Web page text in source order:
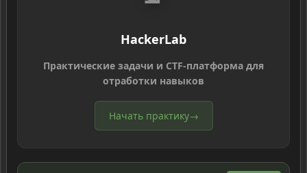
HackerLab
Практические задачи и CTF-платформа для
отработки навыков
Начать практику→